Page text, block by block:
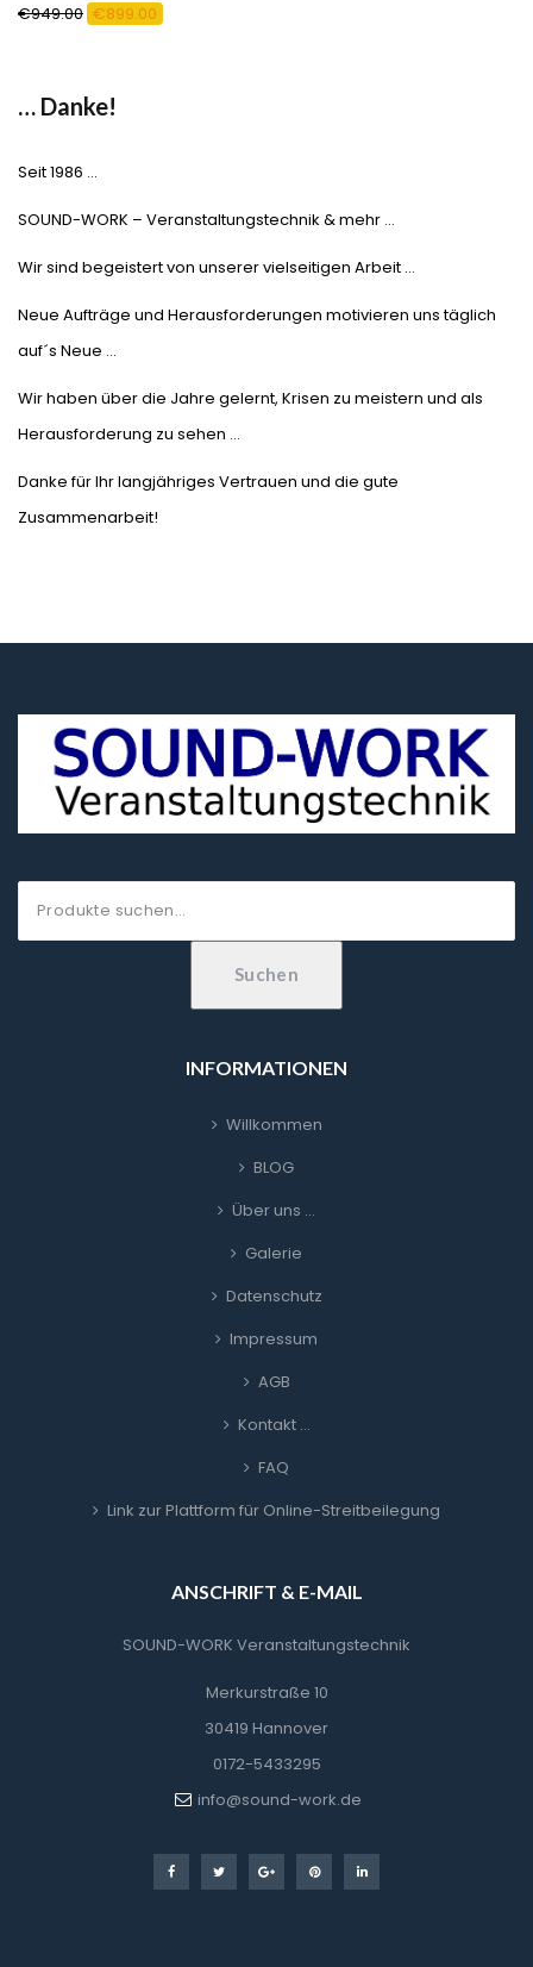
€949.00Ursprünglicher
€899.00 Aktueller
… Danke!
Seit 1986 …
SOUND-WORK – Veranstaltungstechnik & mehr …
Wir sind begeistert von unserer vielseitigen Arbeit …
Neue Aufträge und Herausforderungen motivieren uns täglich
auf´s Neue …
Wir haben über die Jahre gelernt, Krisen zu meistern und als
Herausforderung zu sehen …
Danke für Ihr langjähriges Vertrauen und die gute
Zusammenarbeit!
Suche
Suchen
INFORMATIONEN
Willkommen
BLOG
Über uns …
Galerie
Datenschutz
Impressum
AGB
Kontakt …
FAQ
Link zur Plattform für Online-Streitbeilegung
ANSCHRIFT & E-MAIL
SOUND-WORK Veranstaltungstechnik
Merkurstraße 10
30419 Hannover
0172-5433295
info@sound-work.de